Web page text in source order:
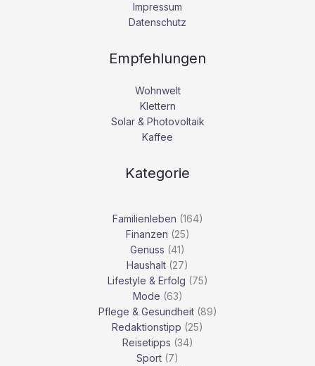
Impressum
Datenschutz
Empfehlungen
Wohnwelt
Klettern
Solar & Photovoltaik
Kaffee
Kategorie
Familienleben (164)
Finanzen (25)
Genuss (41)
Haushalt (27)
Lifestyle & Erfolg (75)
Mode (63)
Pflege & Gesundheit(89)
Redaktionstipp (25)
Reisetipps (34)
Sport (7)